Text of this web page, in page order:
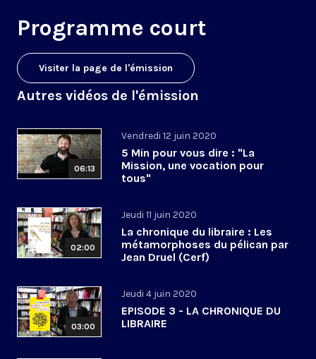
Programme court
Visiter la page de l'émission
Autres vidéos de l'émission
06:13
Vendredi 12 juin 2020
5 Min pour vous dire : "La
Mission, une vocation pour
tous"
02:00
Jeudi 11 juin 2020
La chronique du libraire : Les
métamorphoses du pélican par
Jean Druel (Cerf)
03:00
Jeudi 4 juin 2020
EPISODE 3 - LA CHRONIQUE DU
LIBRAIRE